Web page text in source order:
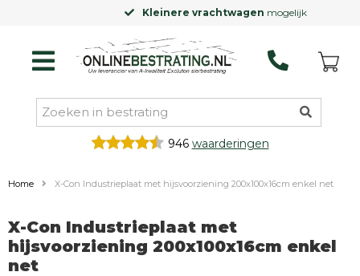
Kleinere vrachtwagenmogelijk
946 waarderingen
Home X-Con Industrieplaat met hijsvoorziening 200x100x16cm enkel net
X-Con Industrieplaat met
hijsvoorziening 200x100x16cm enkel
net